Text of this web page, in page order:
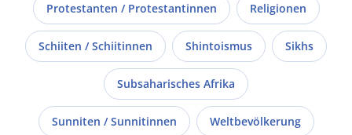
Protestanten / Protestantinnen Religionen
Schiiten / Schiitinnen Shintoismus Sikhs
Subsaharisches Afrika
Sunniten / Sunnitinnen Weltbevölkerung